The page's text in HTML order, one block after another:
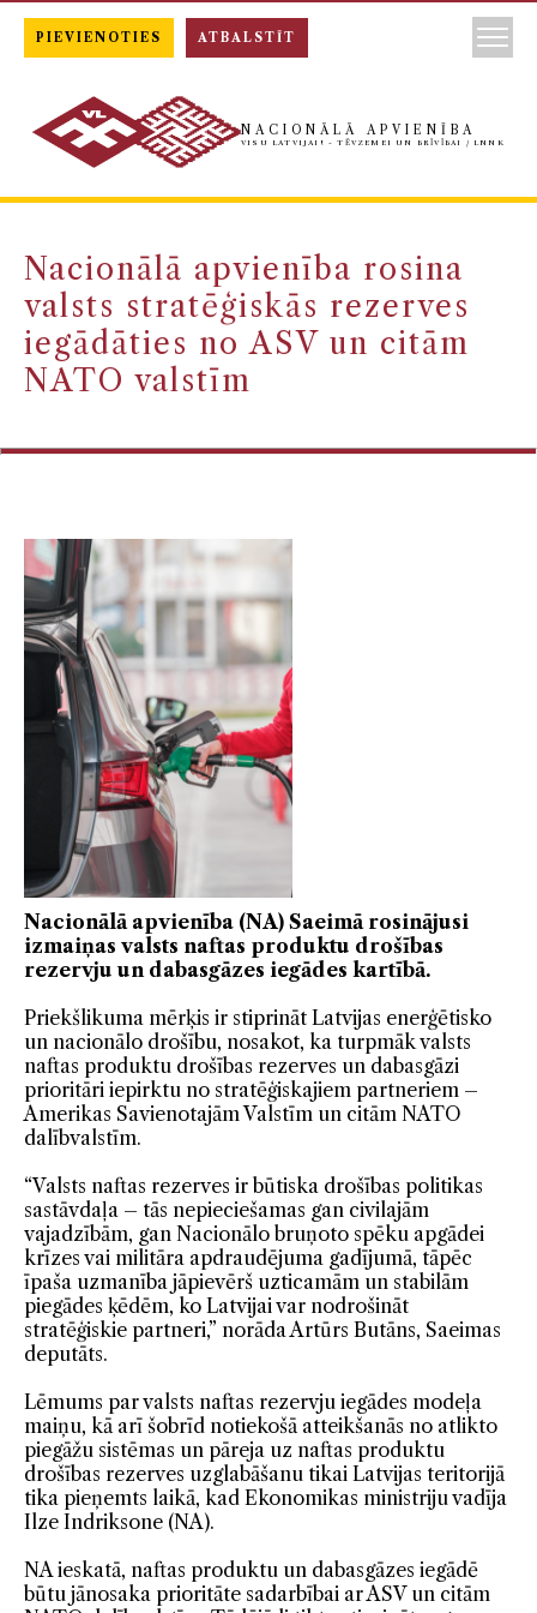
NACIONĀLĀ APVIENĪBA
VISU LATVIJAI! - TĒVZEMEI UN BRĪVĪBAI / LNNK
Nacionālā apvienība rosina
valsts stratēģiskās rezerves
iegādāties no ASV un citām
NATO valstīm
Nacionālā apvienība (NA) Saeimā rosinājusi
izmaiņas valsts naftas produktu drošības
rezervju un dabasgāzes iegādes kartībā.
Priekšlikuma mērķis ir stiprināt Latvijas enerģētisko
un nacionālo drošību, nosakot, ka turpmāk valsts
naftas produktu drošības rezerves un dabasgāzi
prioritāri iepirktu no stratēģiskajiem partneriem –
Amerikas Savienotajām Valstīm un citām NATO
dalībvalstīm.
“Valsts naftas rezerves ir būtiska drošības politikas
sastāvdaļa – tās nepieciešamas gan civilajām
vajadzībām, gan Nacionālo bruņoto spēku apgādei
krīzes vai militāra apdraudējuma gadījumā, tāpēc
īpaša uzmanība jāpievērš uzticamām un stabilām
piegādes ķēdēm, ko Latvijai var nodrošināt
stratēģiskie partneri,” norāda Artūrs Butāns, Saeimas
deputāts.
Lēmums par valsts naftas rezervju iegādes modeļa
maiņu, kā arī šobrīd notiekošā atteikšanās no atlikto
piegāžu sistēmas un pāreja uz naftas produktu
drošības rezerves uzglabāšanu tikai Latvijas teritorijā
tika pieņemts laikā, kad Ekonomikas ministriju vadīja
Ilze Indriksone (NA).
NA ieskatā, naftas produktu un dabasgāzes iegādē
būtu jānosaka prioritāte sadarbībai ar ASV un citām
PIEVIENOTIES ATBALSTĪT